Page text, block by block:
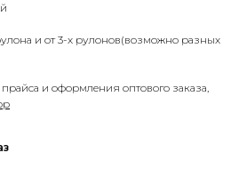
и от 3-х рулонов(возможно разных
и оформления оптового заказа,